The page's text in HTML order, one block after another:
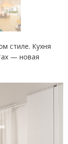
стиле. Кухня
— новая